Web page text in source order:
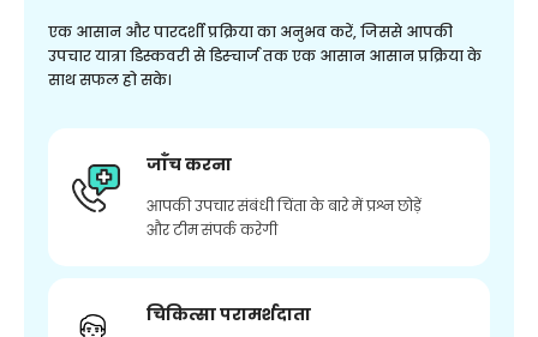
एक आसान और पारदर्शी प्रक्रिया का अनुभव करें, जिससे आपकी
उपचार यात्रा डिस्कवरी से डिस्चार्ज तक एक आसान आसान प्रक्रिया के
साथ सफल हो सके।
जाँच करना
आपकी उपचार संबंधी चिंता के बारे में प्रश्न छोड़ें
और टीम संपर्क करेगी
चिकित्सा परामर्शदाता